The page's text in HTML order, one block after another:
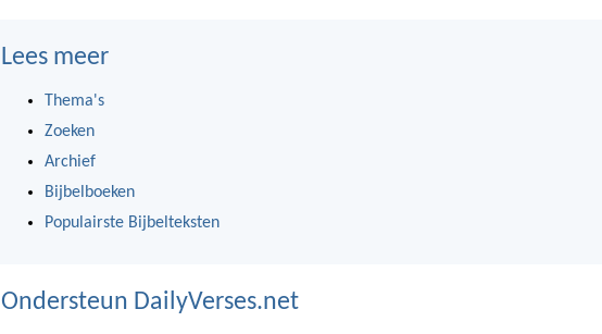
Lees meer
Thema's
Zoeken
Archief
Bijbelboeken
Populairste Bijbelteksten
Ondersteun DailyVerses.net